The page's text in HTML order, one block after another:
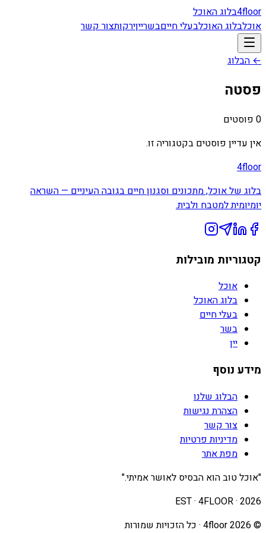
4floor בלוג האוכל
אוכלבלוג האוכלבעלי חייםבשרייןירקותצור קשר
← הבלוג
פסטה
0 פוסטים
אין עדיין פוסטים בקטגוריה זו.
4floor
בלוג של אוכל, מתכונים וסגנון חיים בגובה העיניים — השראה
יומיומית למטבח ולבית.
קטגוריות מובילות
אוכל
בלוג האוכל
בעלי חיים
בשר
יין
מידע נוסף
הבלוג שלנו
הצהרת נגישות
צור קשר
מדיניות פרטיות
מפת אתר
"אוכל טוב הוא הבסיס לאושר אמיתי."
EST · 4FLOOR · 2026
©
2026